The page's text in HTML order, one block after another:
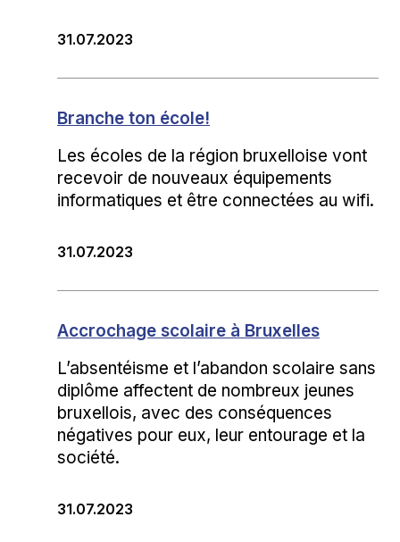
31.07.2023
Branche ton école!
Les écoles de la région bruxelloise vont
recevoir de nouveaux équipements
informatiques et être connectées au wifi.
31.07.2023
Accrochage scolaire à Bruxelles
L’absentéisme et l’abandon scolaire sans
diplôme affectent de nombreux jeunes
bruxellois, avec des conséquences
négatives pour eux, leur entourage et la
société.
31.07.2023